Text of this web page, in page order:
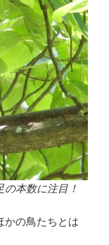
本数に注目！
かの鳥たちとは